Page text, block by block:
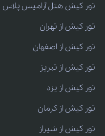
تور کیش هتل آرامیس پلاس
تور کیش از تهران
تور کیش از اصفهان
تور کیش از تبریز
تور کیش از یزد
تور کیش از کرمان
تور کیش از شیراز